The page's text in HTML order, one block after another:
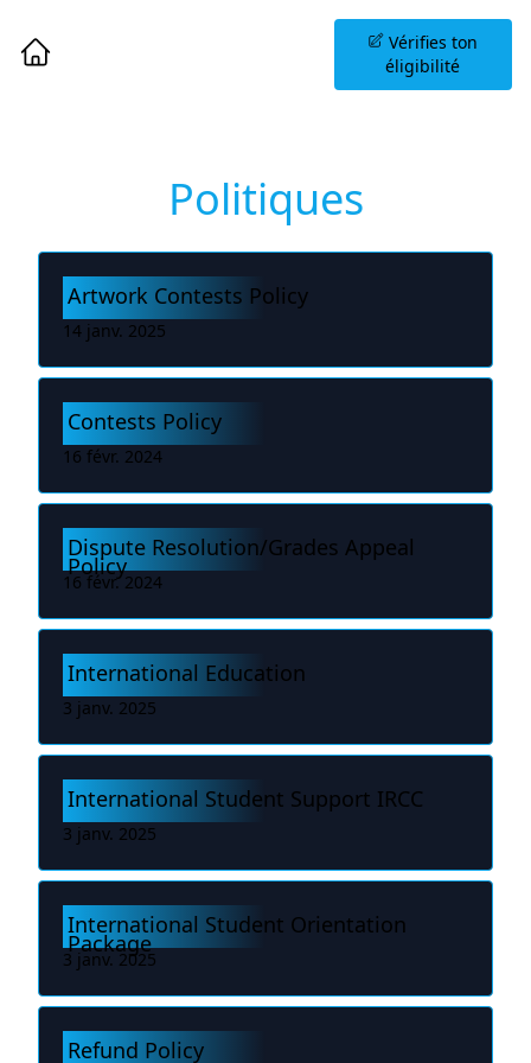
Vérifies ton
éligibilité
Politiques
Artwork Contests Policy
14 janv. 2025
Contests Policy
16 févr. 2024
Dispute Resolution/Grades Appeal
Policy
16 févr. 2024
International Education
3 janv. 2025
International Student Support IRCC
3 janv. 2025
International Student Orientation
Package
3 janv. 2025
Refund Policy